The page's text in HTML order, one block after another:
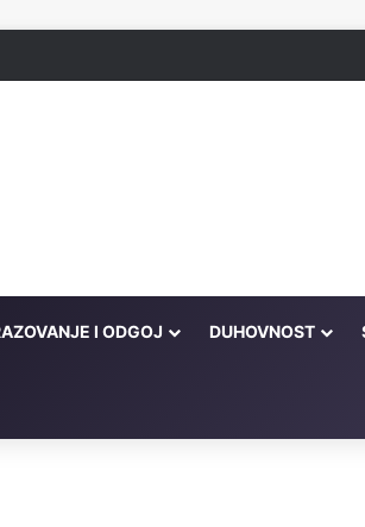
već služi
I ODGOJ DUHOVNOST